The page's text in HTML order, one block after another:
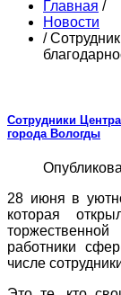
Главная /
Новости
/
Сотрудники
города Вологды
28 июня в
которая
работники
числе